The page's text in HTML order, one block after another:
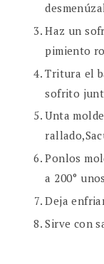
Haz un
pimiento
Tritura el
sofrito
Unta
Ponlos
a 200°
Deja
Sirve con